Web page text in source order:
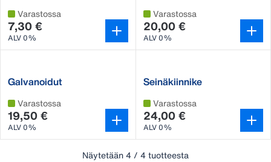
Varastossa
7,30 €
ALV 0%
Varastossa
20,00 €
ALV 0%
Galvanoidut
Varastossa
19,50 €
ALV 0%
Seinäkiinnike
Varastossa
24,00 €
ALV 0%
Näytetään 4 / 4 tuotteesta